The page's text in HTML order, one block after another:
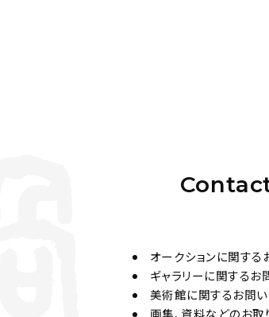
オークションに関す
ギャラリーに関するお
美術館に関するお問
画集、資料などのお取